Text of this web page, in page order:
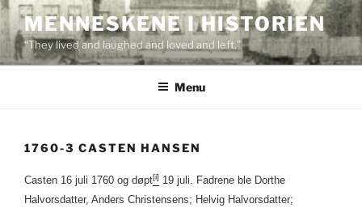
Skip
to
content
MENNESKENE I HISTORIEN
“They lived and laughed and loved and left.”
Menu
1760-3 CASTEN HANSEN
Casten 16 juli 1760 og døpt[i] 19 juli. Fadrene ble Dorthe
Halvorsdatter, Anders Christensens; Helvig Halvorsdatter;